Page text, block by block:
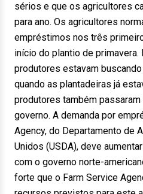
sérios e que os agricultores
para ano. Os agricultores
empréstimos nos três
início do plantio de primavera.
produtores estavam
quando as plantadeiras já
produtores também
governo. A demanda por
Agency, do Departamento de
Unidos (USDA), deve
com o governo norte-
forte que o Farm Service